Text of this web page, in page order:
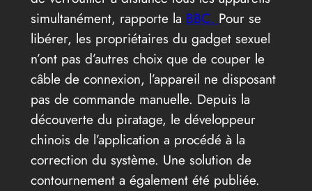
simultanément, rapporte la BBC. Pour se
libérer, les propriétaires du gadget sexuel
n’ont pas d’autres choix que de couper le
câble de connexion, l’appareil ne disposant
pas de commande manuelle. Depuis la
découverte du piratage, le développeur
chinois de l’application a procédé à la
correction du système. Une solution de
contournement a également été publiée.